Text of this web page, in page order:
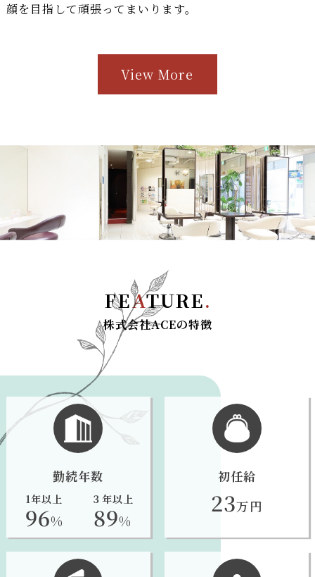
顔を目指して頑張ってまいります。
View More
FEATURE.
株式会社ACEの特徴
勤続年数
1年以上
96%
３年以上
89%
初任給
23万円